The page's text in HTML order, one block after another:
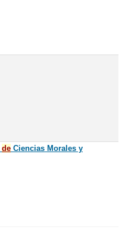
deCiencias Morales y